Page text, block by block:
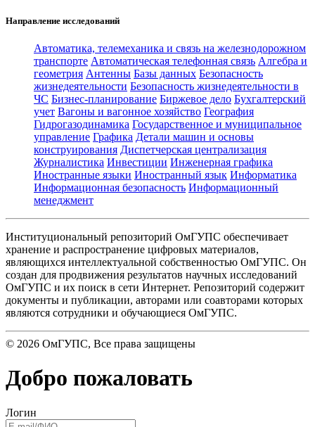
Направление исследований
Автоматика, телемеханика и связь на железнодорожном
транспорте Автоматическая телефонная связь Алгебра и
геометрия Антенны Базы данных Безопасность
жизнедеятельности Безопасность жизнедеятельности в
ЧС Бизнес-планирование Биржевое дело Бухгалтерский
учет Вагоны и вагонное хозяйство География
Гидрогазодинамика Государственное и муниципальное
управление Графика Детали машин и основы
конструирования Диспетчерская централизация
Журналистика Инвестиции Инженерная графика
Иностранные языки Иностранный язык Информатика
Информационная безопасность Информационный
менеджмент
Институциональный репозиторий ОмГУПС обеспечивает
хранение и распространение цифровых материалов,
являющихся интеллектуальной собственностью ОмГУПС. Он
создан для продвижения результатов научных исследований
ОмГУПС и их поиск в сети Интернет. Репозиторий содержит
документы и публикации, авторами или соавторами которых
являются сотрудники и обучающиеся ОмГУПС.
© 2026 ОмГУПС, Все права защищены
Добро пожаловать
Логин